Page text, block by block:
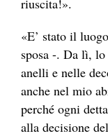
riuscita!».
«E’ stato il
sposa -. Da lì,
anelli e nelle
anche nel mio
perché ogni
alla decisione